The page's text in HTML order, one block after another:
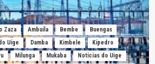
Zaza Ambuíla Bembe
Buengas
Uíge Damba Kimbele
Kipedro
Milunga Mukaba
Noticias do Uige